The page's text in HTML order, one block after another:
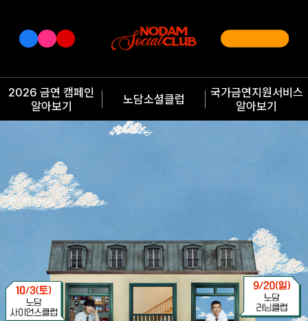
2026 금연 캠페인
알아보기
노담소셜클럽
국가금연지원서비스
알아보기